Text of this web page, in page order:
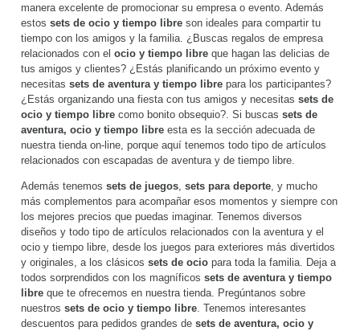
manera excelente de promocionar su empresa o evento. Además
estos sets de ocio y tiempo libre son ideales para compartir tu
tiempo con los amigos y la familia. ¿Buscas regalos de empresa
relacionados con el ocio y tiempo libre que hagan las delicias de
tus amigos y clientes? ¿Estás planificando un próximo evento y
necesitas sets de aventura y tiempo libre para los participantes?
¿Estás organizando una fiesta con tus amigos y necesitas sets de
ocio y tiempo libre como bonito obsequio?. Si buscas sets de
aventura, ocio y tiempo libre esta es la sección adecuada de
nuestra tienda on-line, porque aquí tenemos todo tipo de artículos
relacionados con escapadas de aventura y de tiempo libre.
Además tenemos sets de juegos sets para deporte , y mucho
más complementos para acompañar esos momentos y siempre con
los mejores precios que puedas imaginar. Tenemos diversos
diseños y todo tipo de artículos relacionados con la aventura y el
ocio y tiempo libre, desde los juegos para exteriores más divertidos
y originales, a los clásicos sets de ocio para toda la familia. Deja a
todos sorprendidos con los magníficos sets de aventura y tiempo
libre que te ofrecemos en nuestra tienda. Pregúntanos sobre
nuestros sets de ocio y tiempo libre . Tenemos interesantes
descuentos para pedidos grandes de sets de aventura, ocio y